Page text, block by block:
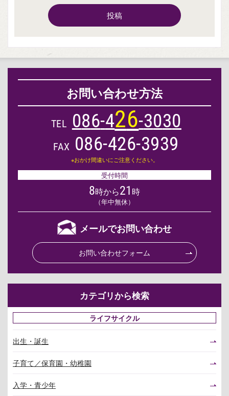
投稿
お問い合わせ方法
TEL 086-426-3030
FAX 086-426-3939
※おかけ間違いにご注意ください。
受付時間
8時から21 時
（年中無休）
メールでお問い合わせ
お問い合わせフォーム
カテゴリから検索
ライフサイクル
出生・誕生
子育て／保育園・幼稚園
入学・青少年